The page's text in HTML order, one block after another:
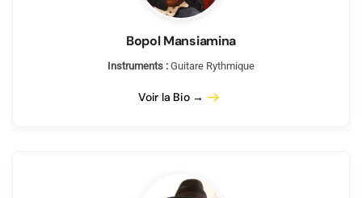
Bopol Mansiamina
Instruments : Guitare Rythmique
Voir la Bio →